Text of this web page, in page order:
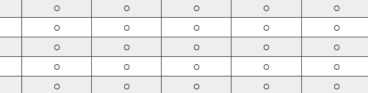
○ ○ ○ ○ ○
○ ○ ○ ○ ○
○ ○ ○ ○ ○
○ ○ ○ ○ ○
○ ○ ○ ○ ○